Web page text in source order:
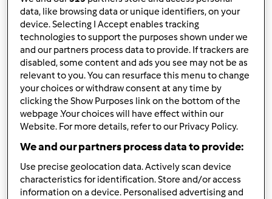
10
Log in to post new content in the forum.
Gorący temat
byMixi»18. Maj 2011 - 14:01
25
byAnonim
data, like browsing data or unique identifiers, on your
device. Selecting I Accept enables tracking
technologies to support the purposes shown under we
and our partners process data to provide. If trackers are
disabled, some content and ads you see may not be as
relevant to you. You can resurface this menu to change
your choices or withdraw consent at any time by
clicking the Show Purposes link on the bottom of the
webpage .Your choices will have effect within our
Website. For more details, refer to our Privacy Policy.
We and our partners process data to provide:
Use precise geolocation data. Actively scan device
characteristics for identification. Store and/or access
information on a device. Personalised advertising and